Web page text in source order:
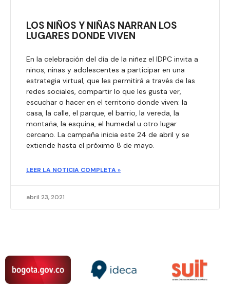
LOS NIÑOS Y NIÑAS NARRAN LOS
LUGARES DONDE VIVEN
En la celebración del día de la niñez el IDPC invita a
niños, niñas y adolescentes a participar en una
estrategia virtual, que les permitirá a través de las
redes sociales, compartir lo que les gusta ver,
escuchar o hacer en el territorio donde viven: la
casa, la calle, el parque, el barrio, la vereda, la
montaña, la esquina, el humedal u otro lugar
cercano. La campaña inicia este 24 de abril y se
extiende hasta el próximo 8 de mayo.
LEER LA NOTICIA COMPLETA »
abril 23, 2021